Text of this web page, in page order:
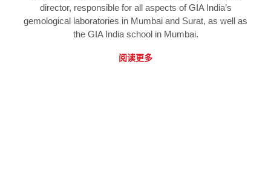
director, responsible for all aspects of GIA India’s
gemological laboratories in Mumbai and Surat, as well as
the GIA India school in Mumbai.
阅读更多